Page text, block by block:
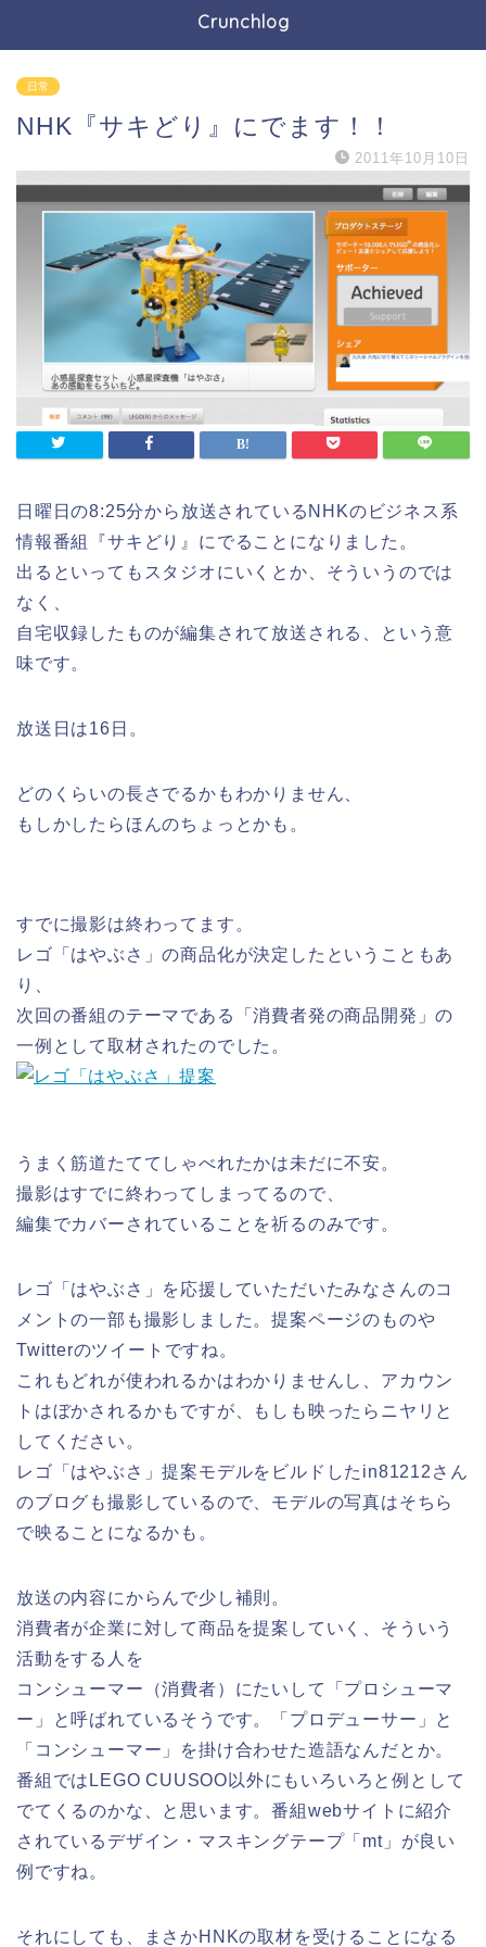
Crunchlog
日常
NHK『サキどり』にでます！！
2011年10月10日
日曜日の8:25分から放送されているNHKのビジネス系
情報番組『サキどり』にでることになりました。
出るといってもスタジオにいくとか、そういうのでは
なく、
自宅収録したものが編集されて放送される、という意
味です。
放送日は16日。
どのくらいの長さでるかもわかりません、
もしかしたらほんのちょっとかも。
すでに撮影は終わってます。
レゴ「はやぶさ」の商品化が決定したということもあ
り、
次回の番組のテーマである「消費者発の商品開発」の
一例として取材されたのでした。
うまく筋道たててしゃべれたかは未だに不安。
撮影はすでに終わってしまってるので、
編集でカバーされていることを祈るのみです。
レゴ「はやぶさ」を応援していただいたみなさんのコ
メントの一部も撮影しました。提案ページのものや
Twitterのツイートですね。
これもどれが使われるかはわかりませんし、アカウン
トはぼかされるかもですが、もしも映ったらニヤリと
してください。
レゴ「はやぶさ」提案モデルをビルドしたin81212さん
のブログも撮影しているので、モデルの写真はそちら
で映ることになるかも。
放送の内容にからんで少し補則。
消費者が企業に対して商品を提案していく、そういう
活動をする人を
コンシューマー（消費者）にたいして「プロシューマ
ー」と呼ばれているそうです。「プロデューサー」と
「コンシューマー」を掛け合わせた造語なんだとか。
番組ではLEGO CUUSOO以外にもいろいろと例として
でてくるのかな、と思います。番組webサイトに紹介
されているデザイン・マスキングテープ「mt」が良い
例ですね。
それにしても、まさかHNKの取材を受けることになる